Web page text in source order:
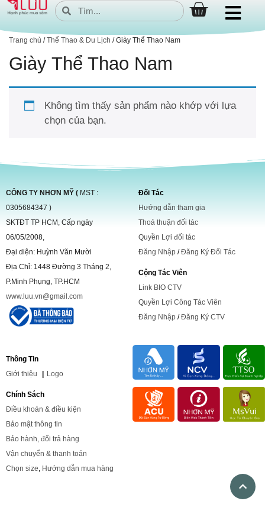
Trang chủ /Thể Thao & Du Lịch / Giày Thể Thao Nam
Giày Thể Thao Nam
Không tìm thấy sản phẩm nào khớp với lựa
chọn của bạn.
CÔNG TY NHƠN MỸ ( MST :
0305684347 )
SKTĐT TP HCM, Cấp ngày
06/05/2008,
Đại diện: Huỳnh Văn Mười
Địa Chỉ: 1448 Đường 3 Tháng 2,
P.Minh Phụng, TP.HCM
www.luu.vn@gmail.com
Đối Tác
Hướng dẫn tham gia
Thoả thuận đối tác
Quyền Lợi đối tác
Đăng Nhập /Đăng Ký Đối Tác
Cộng Tác Viên
Link BIO CTV
Quyền Lợi Công Tác Viên
Đăng Nhập /Đăng Ký CTV
Thông Tin
Giới thiệu Logo
Chính Sách
Điều khoản & điều kiện
Bảo mật thông tin
Bảo hành, đổi trả hàng
Vận chuyển & thanh toán
Chọn size, Hướng dẫn mua hàng